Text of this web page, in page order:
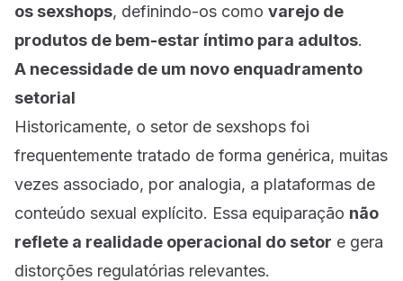
os sexshops, definindo-os como varejo de
produtos de bem-estar íntimo para adultos.
A necessidade de um novo enquadramento
setorial
Historicamente, o setor de sexshops foi
frequentemente tratado de forma genérica, muitas
vezes associado, por analogia, a plataformas de
conteúdo sexual explícito. Essa equiparação não
reflete a realidade operacional do setor e gera
distorções regulatórias relevantes.